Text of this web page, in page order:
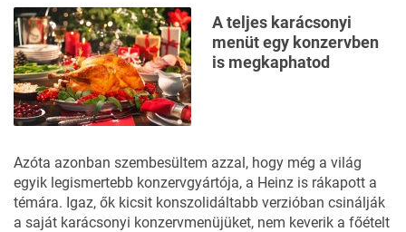
A teljes karácsonyi
menüt egy konzervben
is megkaphatod
Azóta azonban szembesültem azzal, hogy még a világ
egyik legismertebb konzervgyártója, a Heinz is rákapott a
témára. Igaz, ők kicsit konszolidáltabb verzióban csinálják
a saját karácsonyi konzervmenüjüket, nem keverik a főételt